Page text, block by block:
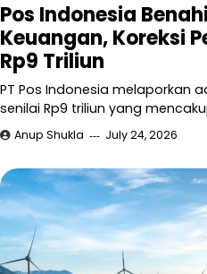
Pos Indonesia
Keuangan, Koreksi
Rp9 Triliun
PT Pos Indonesia melaporkan
senilai Rp9 triliun yang
Anup Shukla July 24, 2026